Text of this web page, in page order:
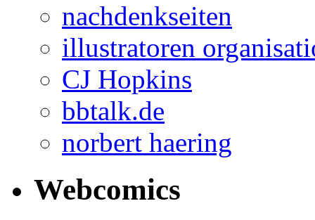
nachdenkseiten
illustratoren
CJ Hopkins
bbtalk.de
norbert haering
Webcomics